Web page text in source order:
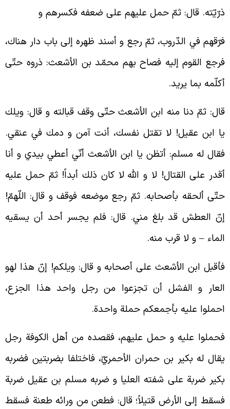
قال: ثمّ حمل عليهم على ضعفه فكسرهم و
في الدّروب، ثمّ رجع و أسند ظهره إلى باب دار هناك،
القوم إليه فصاح بهم محمّد بن الأشعث: ذروه حتّى
بما يريد.
ثمّ دنا منه ابن الأشعث حتّى وقف قبالته و قال: ويلك
ابن عقيل! لا تقتل نفسك، أنت آمن و دمك في عنقي.
له مسلم: أتظن يا ابن الأشعث أنّي أعطي بيدي و أنا
على القتال! لا و الله لا كان ذلك أبداً! ثمّ حمل عليه
ألحقه بأصحابه. ثمّ رجع موضعه فوقف و قال: اللّهمّ!
العطش قد بلغ مني. قال: فلم يجسر أحد أن يسقيه
– و لا قرب منه.
ابن الأشعث على أصحابه و قال: ويلكم! إنّ هذا لهو
و الفشل أن تجزعوا من رجل واحد هذا الجزع،
عليه بأجمعكم حملة واحدة.
عليه و حمل عليهم، فقصده من أهل الكوفة رجل
له بكير بن حمران الأحمريّ، فاختلفا بضربتين فضربه
ضربة على شفته العليا و ضربه مسلم بن عقيل ضربة
إلى الأرض قتيلاً؛ قال: فطعن من ورائه طعنة فسقط